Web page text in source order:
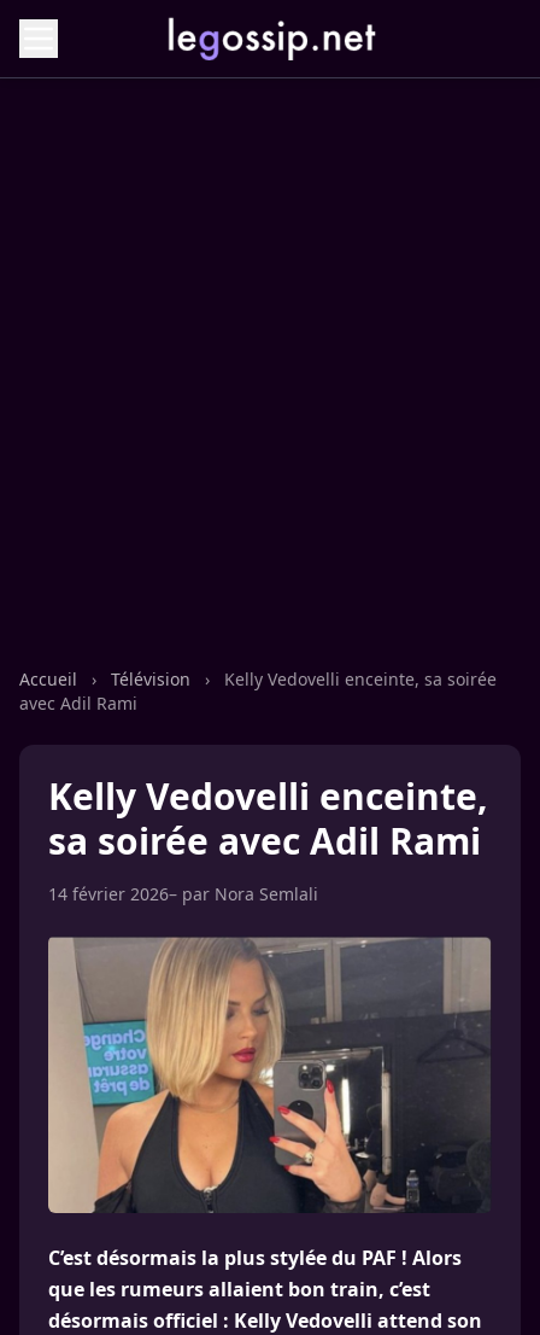
Accueil › Télévision ›
Kelly Vedovelli enceinte, sa soirée
avec Adil Rami
Kelly Vedovelli enceinte,
sa soirée avec Adil Rami
14 février 2026– par Nora Semlali
C’est désormais la plus stylée du PAF ! Alors
que les rumeurs allaient bon train, c’est
désormais officiel : Kelly Vedovelli attend son